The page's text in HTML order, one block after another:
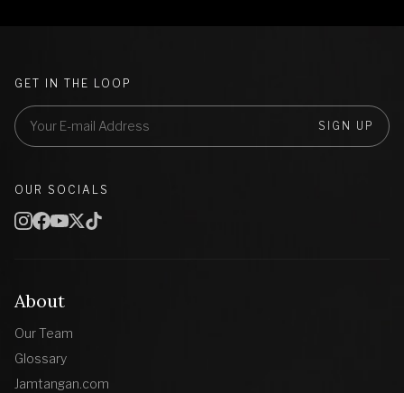
About
Our Team
Glossary
Jamtangan.com
GET IN THE LOOP
SIGN UP
OUR SOCIALS